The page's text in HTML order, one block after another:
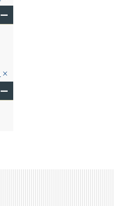
ー
ー